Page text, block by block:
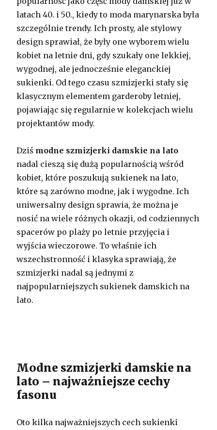
latach 40. i 50., kiedy to moda marynarska była
szczególnie trendy. Ich prosty, ale stylowy
design sprawiał, że były one wyborem wielu
kobiet na letnie dni, gdy szukały one lekkiej,
wygodnej, ale jednocześnie eleganckiej
sukienki. Od tego czasu szmizjerki stały się
klasycznym elementem garderoby letniej,
pojawiając się regularnie w kolekcjach wielu
projektantów mody.
Dziś modne szmizjerki damskie na lato
nadal cieszą się dużą popularnością wśród
kobiet, które poszukują sukienek na lato,
które są zarówno modne, jak i wygodne. Ich
uniwersalny design sprawia, że można je
nosić na wiele różnych okazji, od codziennych
spacerów po plaży po letnie przyjęcia i
wyjścia wieczorowe. To właśnie ich
wszechstronność i klasyka sprawiają, że
szmizjerki nadal są jednymi z
najpopularniejszych sukienek damskich na
lato.
Modne szmizjerki damskie na
lato – najważniejsze cechy
fasonu
Oto kilka najważniejszych cech sukienki